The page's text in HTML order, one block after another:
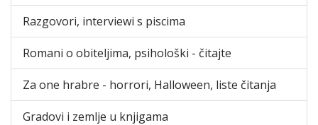
Razgovori, interviewi s piscima
Romani o obiteljima, psihološki - čitajte
Za one hrabre - horrori, Halloween, liste čitanja
Gradovi i zemlje u knjigama